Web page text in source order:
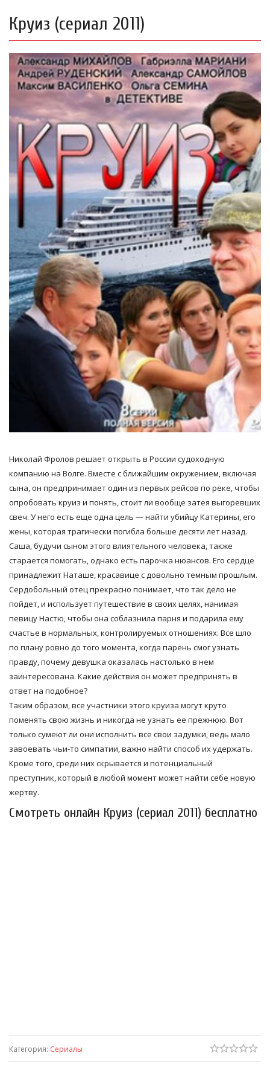
Круиз (сериал 2011)
Николай Фролов решает открыть в России судоходную
компанию на Волге. Вместе с ближайшим окружением, включая
сына, он предпринимает один из первых рейсов по реке, чтобы
опробовать круиз и понять, стоит ли вообще затея выгоревших
свеч. У него есть еще одна цель — найти убийцу Катерины, его
жены, которая трагически погибла больше десяти лет назад.
Саша, будучи сыном этого влиятельного человека, также
старается помогать, однако есть парочка нюансов. Его сердце
принадлежит Наташе, красавице с довольно темным прошлым.
Сердобольный отец прекрасно понимает, что так дело не
пойдет, и использует путешествие в своих целях, нанимая
певицу Настю, чтобы она соблазнила парня и подарила ему
счастье в нормальных, контролируемых отношениях. Все шло
по плану ровно до того момента, когда парень смог узнать
правду, почему девушка оказалась настолько в нем
заинтересована. Какие действия он может предпринять в
ответ на подобное?
Таким образом, все участники этого круиза могут круто
поменять свою жизнь и никогда не узнать ее прежнюю. Вот
только сумеют ли они исполнить все свои задумки, ведь мало
завоевать чьи-то симпатии, важно найти способ их удержать.
Кроме того, среди них скрывается и потенциальный
преступник, который в любой момент может найти себе новую
жертву.
Смотреть онлайн Круиз (сериал 2011) бесплатно
Категория: Сериалы